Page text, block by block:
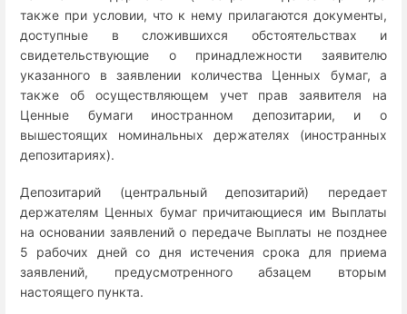
также при условии, что к нему прилагаются документы,
доступные в сложившихся обстоятельствах и
свидетельствующие о принадлежности заявителю
указанного в заявлении количества Ценных бумаг, а
также об осуществляющем учет прав заявителя на
Ценные бумаги иностранном депозитарии, и о
вышестоящих номинальных держателях (иностранных
депозитариях).
Депозитарий (центральный депозитарий) передает
держателям Ценных бумаг причитающиеся им Выплаты
на основании заявлений о передаче Выплаты не позднее
5 рабочих дней со дня истечения срока для приема
заявлений, предусмотренного абзацем вторым
настоящего пункта.